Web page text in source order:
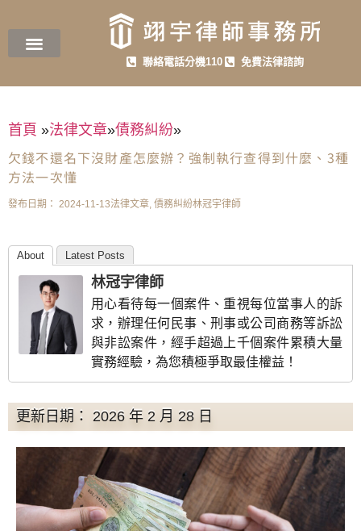
聯絡電話分機110 免費法律諮詢
首頁 »法律文章»債務糾紛»
欠錢不還名下沒財產怎麼辦？強制執行查得到什麼、3種
方法一次懂
發布日期： 2024-11-13法律文章, 債務糾紛林冠宇律師
About Latest Posts
林冠宇律師
用心看待每一個案件、重視每位當事人的訴
求，辦理任何民事、刑事或公司商務等訴訟
與非訟案件，經手超過上千個案件累積大量
實務經驗，為您積極爭取最佳權益！
更新日期： 2026 年 2 月 28 日